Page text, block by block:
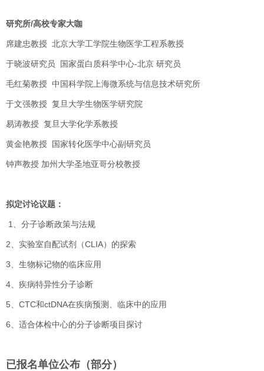
研究所/高校专家大咖
席建忠教授 北京大学工学院生物医学工程系教授
于晓波研究员 国家蛋白质科学中心-北京 研究员
毛红菊教授 中国科学院上海微系统与信息技术研究所
于文强教授 复旦大学生物医学研究院
易涛教授 复旦大学化学系教授
黄金艳教授 国家转化医学中心副研究员
钟声教授 加州大学圣地亚哥分校教授
拟定讨论议题：
1、分子诊断政策与法规
2、实验室自配试剂（CLIA）的探索
3、生物标记物的临床应用
4、疾病特异性分子诊断
5、CTC和ctDNA在疾病预测、临床中的应用
6、适合体检中心的分子诊断项目探讨
已报名单位公布（部分）